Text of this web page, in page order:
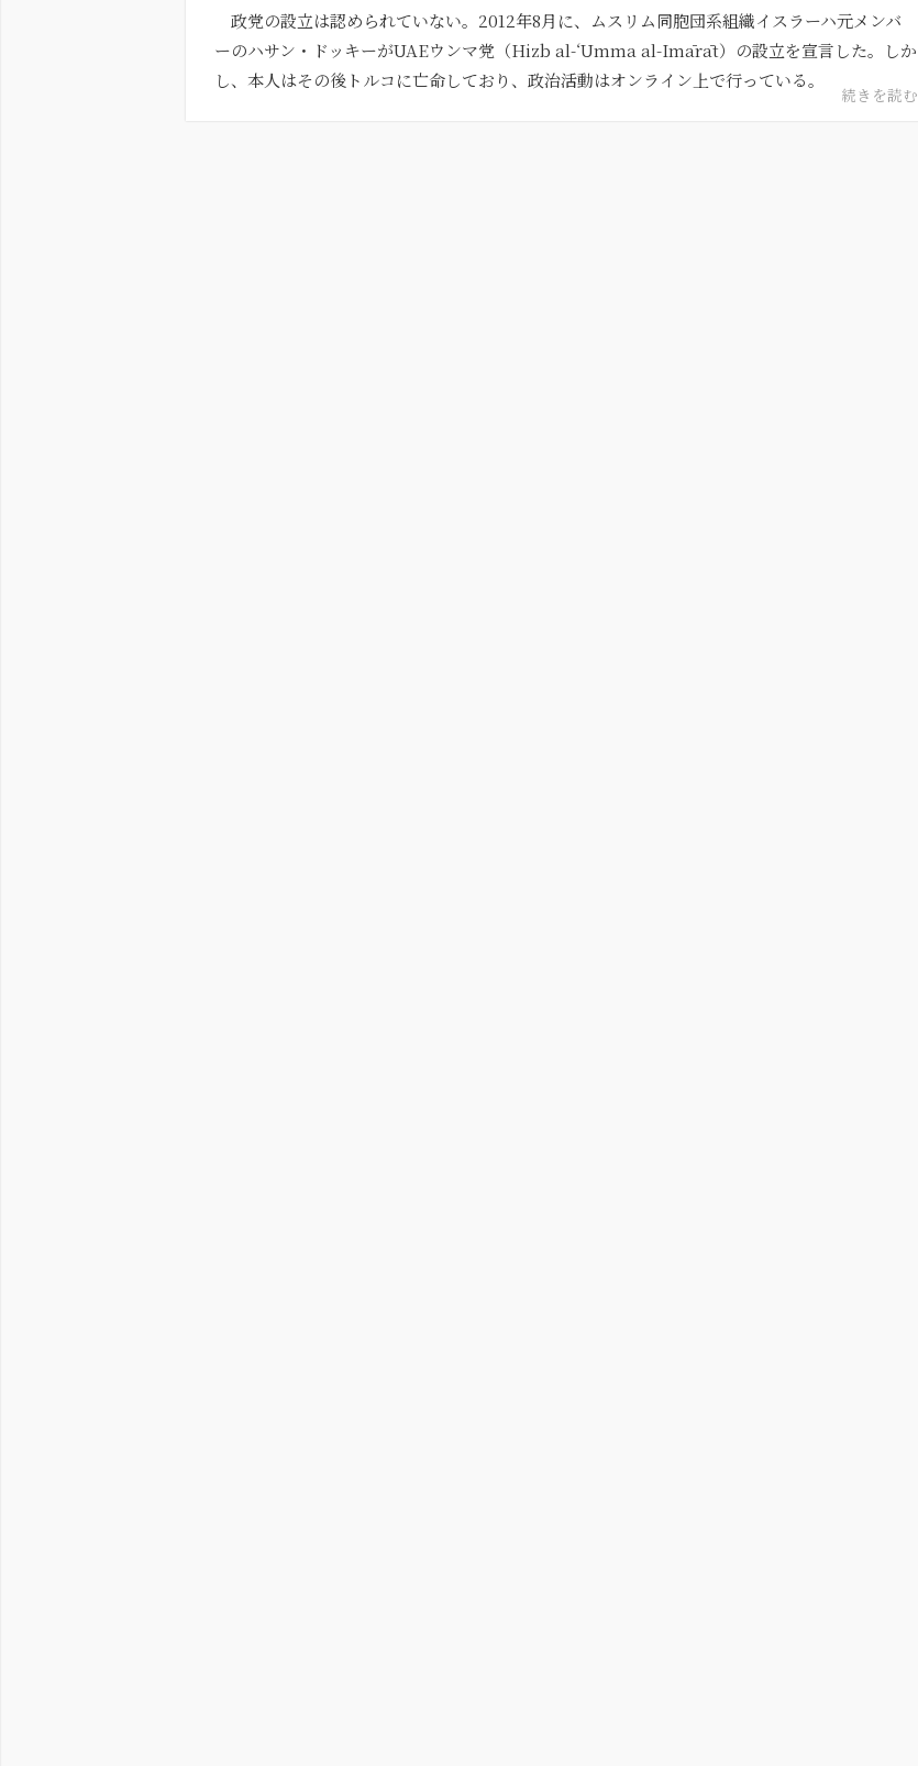
政党の設立は認められていない。2012年8月に、ムスリム同胞団系組織イスラーハ元メンバ
ーのハサン・ドッキーがUAEウンマ党（Hizb al-‘Umma al-Imārāt）の設立を宣言した。しか
し、本人はその後トルコに亡命しており、政治活動はオンライン上で行っている。
続きを読む